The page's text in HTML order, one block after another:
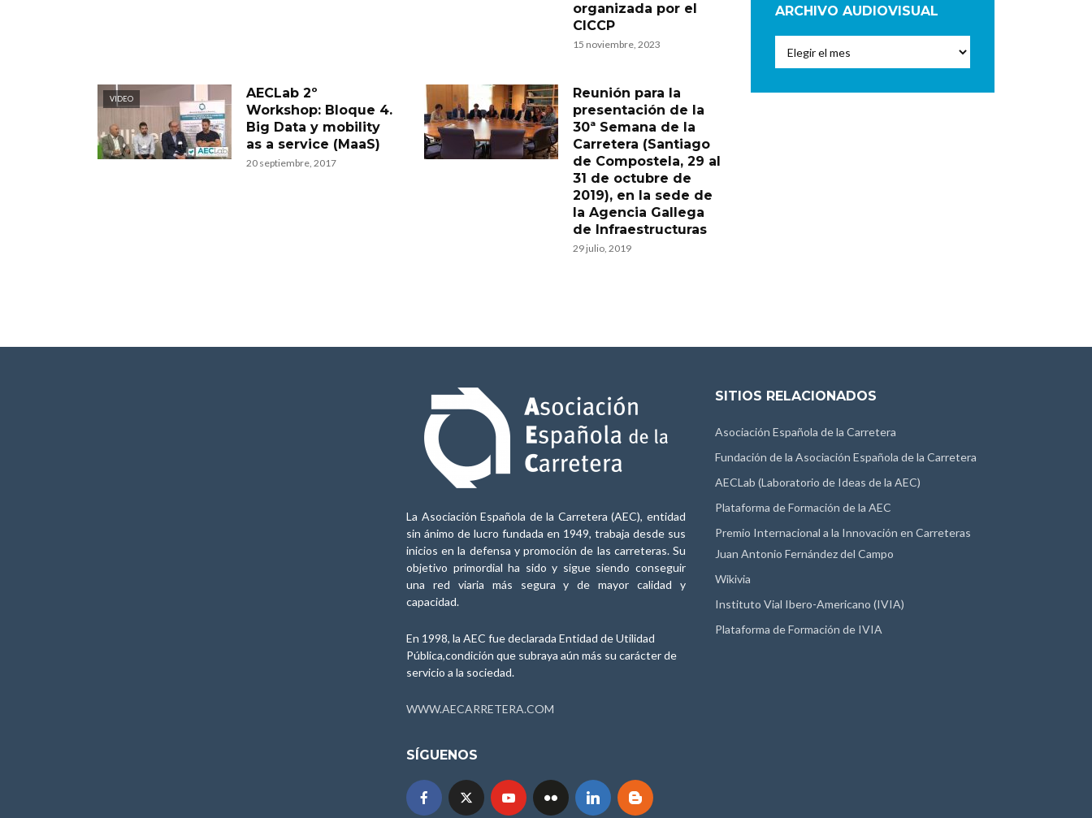
organizada por el
CICCP
15 noviembre, 2023
VIDEO
AECLab 2º
Workshop: Bloque 4.
Big Data y mobility
as a service (MaaS)
20 septiembre, 2017
Reunión para la
presentación de la
30ª Semana de la
Carretera (Santiago
de Compostela, 29 al
31 de octubre de
2019), en la sede de
la Agencia Gallega
de Infraestructuras
29 julio, 2019
ARCHIVO AUDIOVISUAL
Audiovisual
La Asociación Española de la Carretera (AEC), entidad
sin ánimo de lucro fundada en 1949, trabaja desde sus
inicios en la defensa y promoción de las carreteras. Su
objetivo primordial ha sido y sigue siendo conseguir
una red viaria más segura y de mayor calidad y
capacidad.
En 1998, la AEC fue declarada Entidad de Utilidad
Pública,condición que subraya aún más su carácter de
servicio a la sociedad.
WWW.AECARRETERA.COM
SÍGUENOS
SITIOS RELACIONADOS
Asociación Española de la Carretera
Fundación de la Asociación Española de la Carretera
AECLab (Laboratorio de Ideas de la AEC)
Plataforma de Formación de la AEC
Premio Internacional a la Innovación en Carreteras
Juan Antonio Fernández del Campo
Wikivia
Instituto Vial Ibero-Americano (IVIA)
Plataforma de Formación de IVIA